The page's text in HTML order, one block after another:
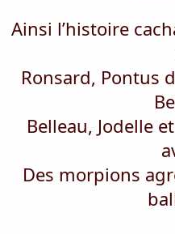
Ainsi l’histoire
Ronsard, Pontus
Belleau, Jodelle
Des morpions